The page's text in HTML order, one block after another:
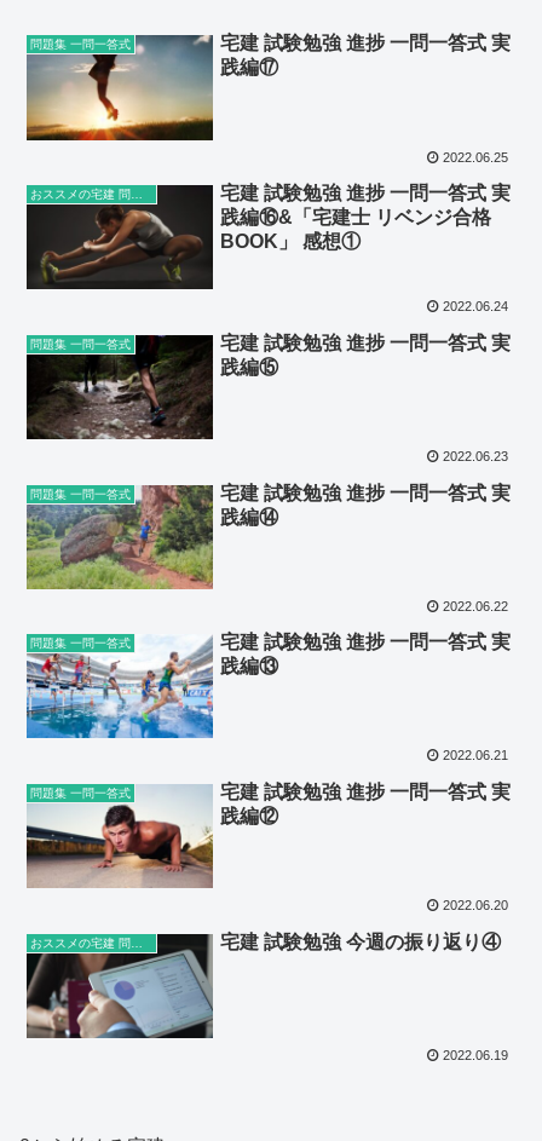
問題集 一問一答式
宅建 試験勉強 進捗 一問一答式 実
践編⑰
2022.06.25
宅建 試験勉強 進捗 一問一答式 実
践編⑯&「宅建士 リベンジ合格
BOOK」 感想①
2022.06.24
問題集 一問一答式
宅建 試験勉強 進捗 一問一答式 実
践編⑮
2022.06.23
問題集 一問一答式
宅建 試験勉強 進捗 一問一答式 実
践編⑭
2022.06.22
問題集 一問一答式
宅建 試験勉強 進捗 一問一答式 実
践編⑬
2022.06.21
問題集 一問一答式
宅建 試験勉強 進捗 一問一答式 実
践編⑫
2022.06.20
宅建 試験勉強 今週の振り返り④
2022.06.19